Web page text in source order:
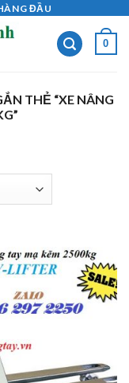
ĐẦU
0
THẺ “XE NÂNG